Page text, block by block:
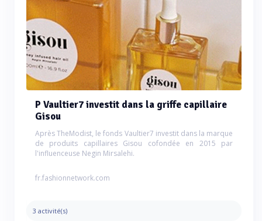
P Vaultier7 investit dans la griffe capillaire
Gisou
Après TheModist, le fonds Vaultier7 investit dans la marque
de produits capillaires Gisou cofondée en 2015 par
l'influenceuse Negin Mirsalehi.
fr.fashionnetwork.com
3 activité(s)